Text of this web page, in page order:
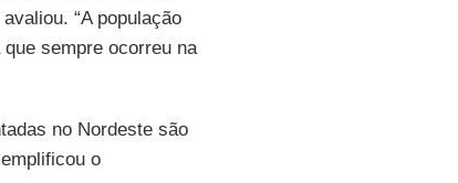
“A população
sempre ocorreu na
no Nordeste são
o